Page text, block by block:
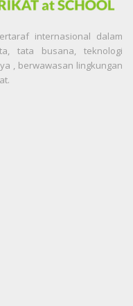
internasional dalam
tata busana, teknologi
, berwawasan lingkungan